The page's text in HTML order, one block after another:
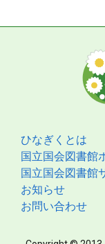
ひなぎくとは
国立国会図書館
国立国会図書館
お知らせ
お問い合わせ